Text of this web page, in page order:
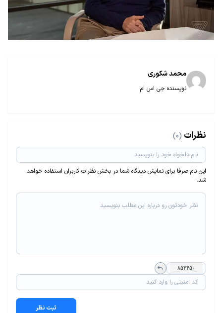
محمد شکوری
نویسنده جی اس ام
نظرات (0)
این نام صرفا برای نمایش دیدگاه شما در بخش نظرات کاربران استفاده خواهد
شد.
ثبت نظر